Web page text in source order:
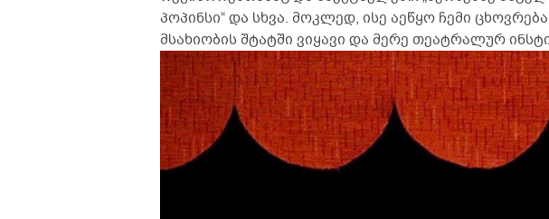
პოპინსი“ და სხვა. მოკლედ, ისე აეწყო ჩემი
მსახიობის შტატში ვიყავი და მერე თეატრალურ